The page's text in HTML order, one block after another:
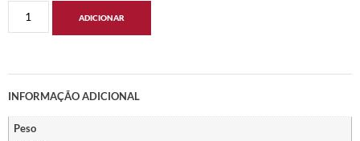
ADICIONAR
INFORMAÇÃO ADICIONAL
Peso